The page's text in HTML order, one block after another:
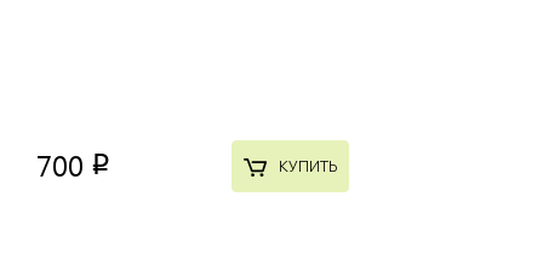
700 p КУПИТЬ